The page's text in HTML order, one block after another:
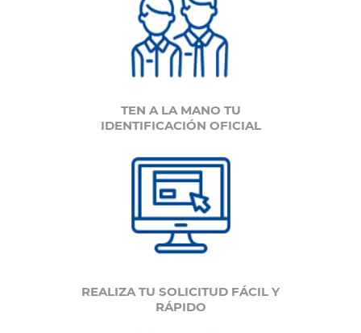
TEN A LA MANO TU
IDENTIFICACIÓN OFICIAL
REALIZA TU SOLICITUD FÁCIL Y
RÁPIDO